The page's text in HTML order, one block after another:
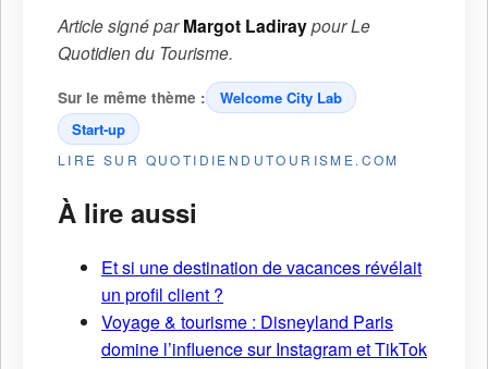
Article signé parMargot LadiraypourLe
Quotidien du Tourisme.
Sur le même thème :
Welcome City Lab
Start-up
LIRE SUR QUOTIDIENDUTOURISME.COM
À lire aussi
Et si une destination de vacances révélait
un profil client ?
Voyage & tourisme : Disneyland Paris
domine l’influence sur Instagram et TikTok